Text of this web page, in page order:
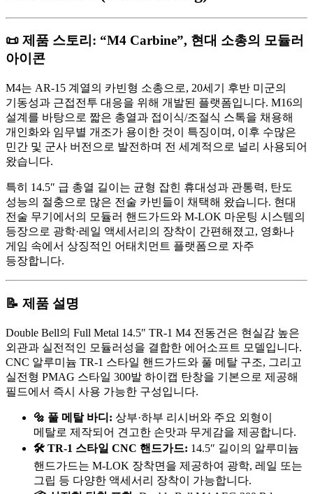
📜 제품 스토리: “M4 Carbine”, 현대 소총의 모듈러
아이콘
M4는 AR-15 계열의 카빈형 소총으로, 20세기 후반 미군의
기동성과 근접전투 대응을 위해 개발된 플랫폼입니다. M16의
설계를 바탕으로 짧은 총열과 접이식/조절식 스톡을 채용해
개인화와 임무별 개조가 용이한 것이 특징이며, 이후 수많은
민간 및 군사 버전으로 발전하며 전 세계적으로 널리 사용되어
왔습니다.
특히 14.5″ 급 총열 길이는 균형 잡힌 휴대성과 관통력, 탄도
성능의 절충으로 많은 전술 카빈들이 채택해 왔습니다. 현대
전술 무기에서의 모듈러 핸드가드와 M-LOK 마운팅 시스템의
등장으로 광학·레일 액세서리의 장착이 간편해졌고, 영화나
게임 속에서 상징적인 어태치먼트 플랫폼으로 자주
등장합니다.
📝 제품 설명
Double Bell의 Full Metal 14.5″ TR-1 M4 전동건은 현실감 높은
외관과 실전적인 모듈러성을 결합한 에어소프트 모델입니다.
CNC 알루미늄 TR-1 스타일 핸드가드와 풀 메탈 구조, 그리고
실전형 PMAG 스타일 300발 하이캡 탄창을 기본으로 제공해
필드에서 즉시 사용 가능한 구성입니다.
🔩 풀 메탈 바디: 상부·하부 리시버와 주요 외형이
메탈로 제작되어 견고한 손맛과 무게감을 제공합니다.
🛠️ TR-1 스타일 CNC 핸드가드: 14.5″ 길이의 알루미늄
핸드가드는 M-LOK 장착면을 제공하여 광학, 레일 또는
그립 등 다양한 액세서리 장착이 가능합니다.